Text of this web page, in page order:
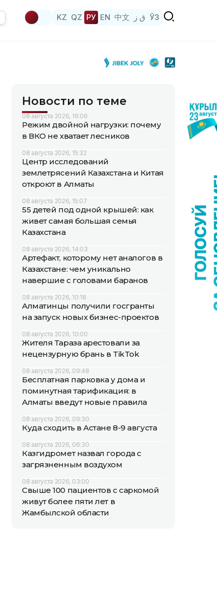
KZ QZ РУ EN 中文 ق ز ЎЗ
Новости по теме
08 августа 2026, 16:06
Режим двойной нагрузки: почему
в ВКО не хватает лесников
08 августа 2026, 15:32
Центр исследований
землетрясений Казахстана и Китая
откроют в Алматы
08 августа 2026, 15:07
55 детей под одной крышей: как
живет самая большая семья
Казахстана
08 августа 2026, 14:03
Артефакт, которому нет аналогов в
Казахстане: чем уникально
навершие с головами баранов
08 августа 2026, 10:18
Алматинцы получили госгранты
на запуск новых бизнес-проектов
08 августа 2026, 10:00
Жителя Тараза арестовали за
нецензурную брань в TikTok
08 августа 2026, 09:48
Бесплатная парковка у дома и
поминутная тарификация: в
Алматы введут новые правила
08 августа 2026, 09:30
Куда сходить в Астане 8-9 августа
08 августа 2026, 06:30
Казгидромет назвал города с
загрязненным воздухом
08 августа 2026, 03:00
Свыше 100 пациентов с саркомой
живут более пяти лет в
Жамбылской области